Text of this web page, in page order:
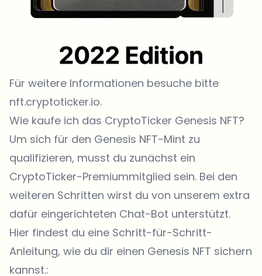
Für weitere Informationen besuche bitte
nft.cryptoticker.io.
Wie kaufe ich das CryptoTicker Genesis NFT?
Um sich für den Genesis NFT-Mint zu
qualifizieren, musst du zunächst ein
CryptoTicker-Premiummitglied sein. Bei den
weiteren Schritten wirst du von unserem extra
dafür eingerichteten Chat-Bot unterstützt.
Hier findest du eine Schritt-für-Schritt-
Anleitung, wie du dir einen Genesis NFT sichern
kannst.: